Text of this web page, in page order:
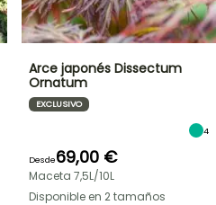
Arce japonés Dissectum
Ornatum
EXCLUSIVO
4
Desde69,00 €
Maceta 7,5L/10L
Disponible en 2 tamaños